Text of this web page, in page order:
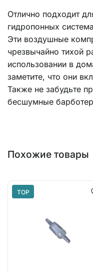
Отлично подходит
гидропонных
Эти воздушные
чрезвычайно тихой
использовании в
заметите, что они
Также не забудьте
бесшумные
Похожие товары
TOP